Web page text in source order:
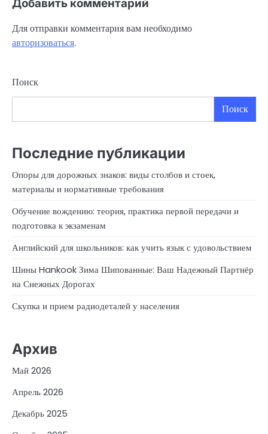
Добавить комментарий
Для отправки комментария вам необходимо
авторизоваться.
Поиск
Поиск
Последние публикации
Опоры для дорожных знаков: виды столбов и стоек,
материалы и нормативные требования
Обучение вождению: теория, практика первой передачи и
подготовка к экзаменам
Английский для школьников: как учить язык с удовольствием
Шины Hankook Зима Шипованные: Ваш Надежный Партнёр
на Снежных Дорогах
Скупка и прием радиодеталей у населения
Архив
Май 2026
Апрель 2026
Декабрь 2025